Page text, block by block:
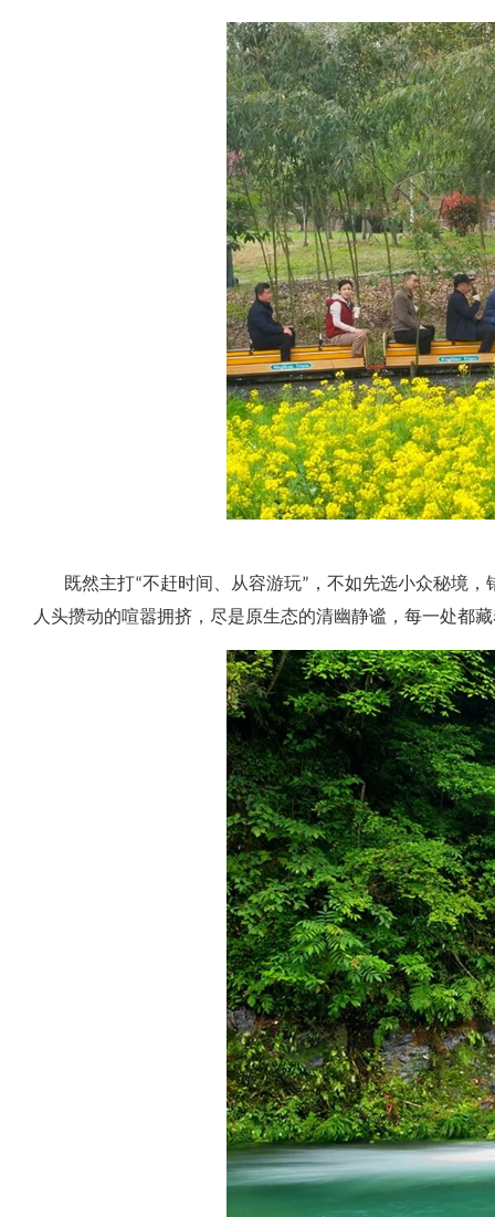
既然主打“不赶时间、从容游玩”，不如先选小众秘境，
人头攒动的喧嚣拥挤，尽是原生态的清幽静谧，每一处都